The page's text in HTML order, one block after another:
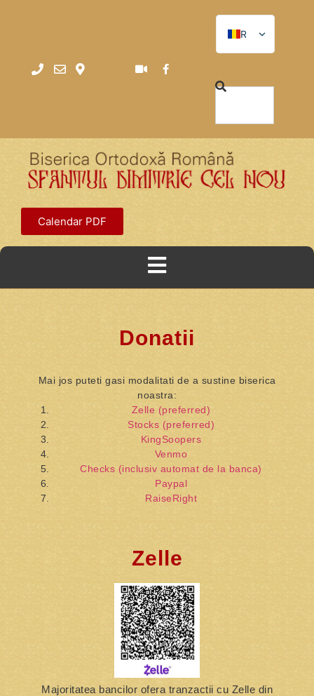
EN
Calendar PDF
Donatii
Mai jos puteti gasi modalitati de a sustine biserica
noastra:
Zelle (preferred)
Stocks (preferred)
KingSoopers
Venmo
Checks (inclusiv automat de la banca)
Paypal
RaiseRight
Zelle
Majoritatea bancilor ofera tranzactii cu Zelle din